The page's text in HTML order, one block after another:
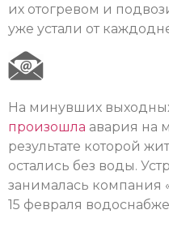
их отогревом и
уже устали от
На минувших
произошла авария на
результате которой
остались без воды.
занималась компания
15 февраля